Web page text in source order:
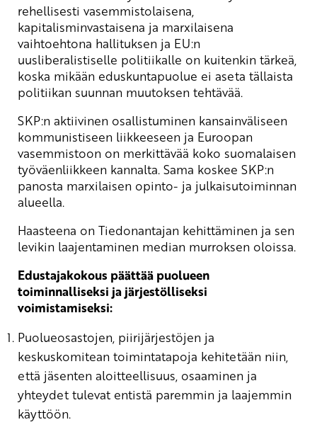
rehellisesti vasemmistolaisena,
kapitalisminvastaisena ja marxilaisena
vaihtoehtona hallituksen ja EU:n
uusliberalistiselle politiikalle on kuitenkin tärkeä,
koska mikään eduskuntapuolue ei aseta tällaista
politiikan suunnan muutoksen tehtävää.
SKP:n aktiivinen osallistuminen kansainväliseen
kommunistiseen liikkeeseen ja Euroopan
vasemmistoon on merkittävää koko suomalaisen
työväenliikkeen kannalta. Sama koskee SKP:n
panosta marxilaisen opinto- ja julkaisutoiminnan
alueella.
Haasteena on Tiedonantajan kehittäminen ja sen
levikin laajentaminen median murroksen oloissa.
Edustajakokous päättää puolueen
toiminnalliseksi ja järjestölliseksi
voimistamiseksi:
Puolueosastojen, piirijärjestöjen ja
keskuskomitean toimintatapoja kehitetään niin,
että jäsenten aloitteellisuus, osaaminen ja
yhteydet tulevat entistä paremmin ja laajemmin
käyttöön.